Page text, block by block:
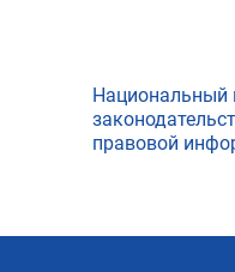
Национальный
правовой